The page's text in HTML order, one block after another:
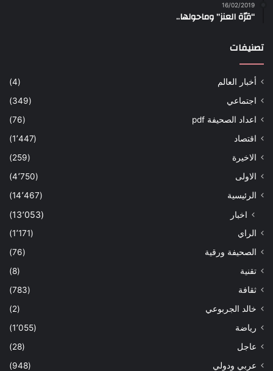
16/02/2019
“قرّة العنز” وماحولها..
تصنيفات
أخبار العالم
(4)
اجتماعي
(349)
اعداد الصحيفة pdf
(76)
اقتصاد
(1٬447)
الاخيرة
(259)
الاولى
(4٬750)
الرئيسية
(14٬467)
اخبار (13٬053)
الراي
(1٬171)
الصحيفة ورقية
(76)
تقنية
(8)
ثقافة
(783)
خالد الجربوعي
(2)
رياضة
(1٬055)
عاجل
(28)
عربي ودولي
(948)